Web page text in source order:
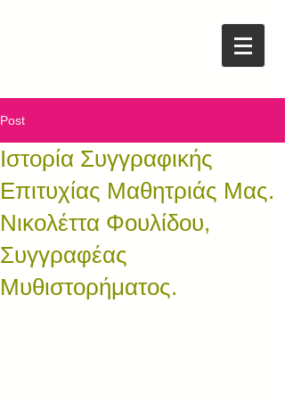
Post
Ιστορία Συγγραφικής
Επιτυχίας Μαθητριάς Μας.
Νικολέττα Φουλίδου,
Συγγραφέας
Μυθιστορήματος.